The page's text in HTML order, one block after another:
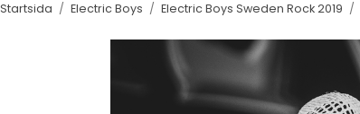
Startsida / Electric Boys / Electric Boys Sweden Rock 2019 /